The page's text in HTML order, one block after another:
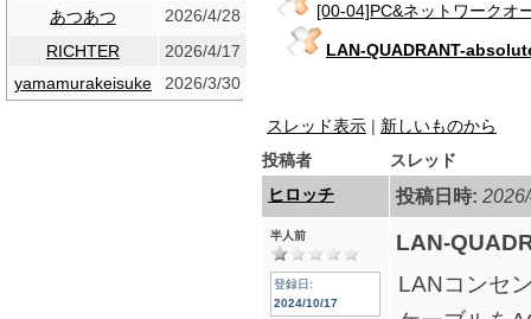
[00-04]PC&ネットワークオ
LAN-QUADRANT-
スレッド表示 | 新しいものから
投稿者
スレッド
ヒロッチ
投稿日時:
半人前
登録日:
2024/10/17
LAN-
LANコンセ
あつあつ
2026/4/28
RICHTER
2026/4/17
yamamurakeisuke
2026/3/30